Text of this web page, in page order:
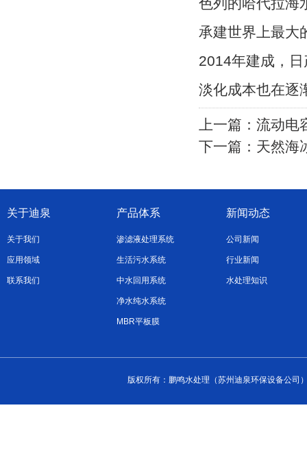
色列的哈代拉海
承建世界上最大
2014年建成，
淡化成本也在逐
上一篇： 流动电
下一篇： 天然海
关于迪泉
关于我们
应用领域
联系我们
产品体系
渗滤液处理系统
生活污水系统
中水回用系统
净水纯水系统
MBR平板膜
新闻动态
公司新闻
行业新闻
水处理知识
版权所有：鹏鸣水处理（苏州迪泉环保设备公